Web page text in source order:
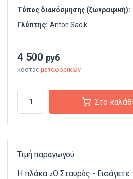
Τύπος διακόσμησης (ζωγραφική):
Γλύπτης: Anton Sadik
4 500 руб
κόστος μεταφορικών
Στο
Τιμή παραγωγού.
Η πλάκα «Ο Σταυρός - Εισάγετε